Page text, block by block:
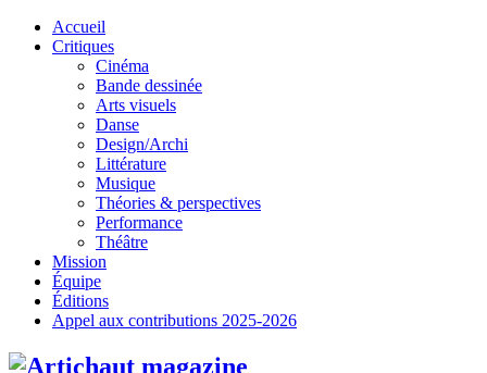
Skip
Accueil
Critiques
Cinéma
Bande dessinée
Arts visuels
Danse
Design/Archi
Littérature
Musique
Théories & perspectives
Performance
Théâtre
Mission
Équipe
Éditions
Appel aux contributions 2025-2026